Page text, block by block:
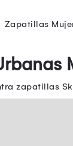
Zapatillas
zapatillas